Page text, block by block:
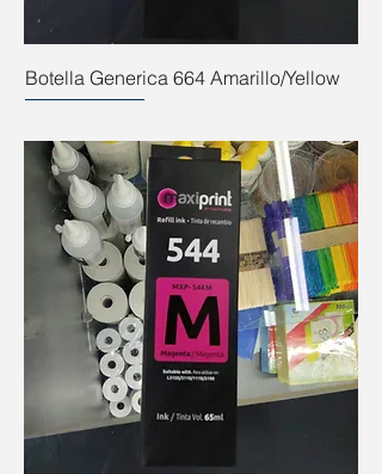
Botella Generica 664 Amarillo/Yellow